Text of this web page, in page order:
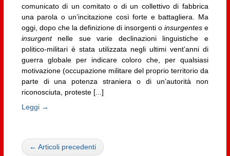
comunicato di un comitato o di un collettivo di fabbrica
una parola o un’incitazione così forte e battagliera. Ma
oggi, dopo che la definizione di insorgenti o insurgentese
insurgentnelle sue varie declinazioni linguistiche e
politico-militari è stata utilizzata negli ultimi vent’anni di
guerra globale per indicare coloro che, per qualsiasi
motivazione (occupazione militare del proprio territorio da
parte di una potenza straniera o di un’autorità non
riconosciuta, proteste [...]
Leggi →
← Articoli precedenti